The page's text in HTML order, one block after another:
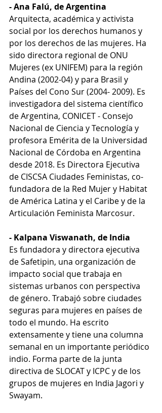
- Ana Falú, de Argentina
Arquitecta, académica y activista
social por los derechos humanos y
por los derechos de las mujeres. Ha
sido directora regional de ONU
Mujeres (ex UNIFEM) para la región
Andina (2002-04) y para Brasil y
Países del Cono Sur (2004- 2009). Es
investigadora del sistema científico
de Argentina, CONICET - Consejo
Nacional de Ciencia y Tecnología y
profesora Emérita de la Universidad
Nacional de Córdoba en Argentina
desde 2018. Es Directora Ejecutiva
de CISCSA Ciudades Feministas, co-
fundadora de la Red Mujer y Habitat
de América Latina y el Caribe y de la
Articulación Feminista Marcosur.
- Kalpana Viswanath, de India
Es fundadora y directora ejecutiva
de Safetipin, una organización de
impacto social que trabaja en
sistemas urbanos con perspectiva
de género. Trabajó sobre ciudades
seguras para mujeres en países de
todo el mundo. Ha escrito
extensamente y tiene una columna
semanal en un importante periódico
indio. Forma parte de la junta
directiva de SLOCAT y ICPC y de los
grupos de mujeres en India Jagori y
Swayam.